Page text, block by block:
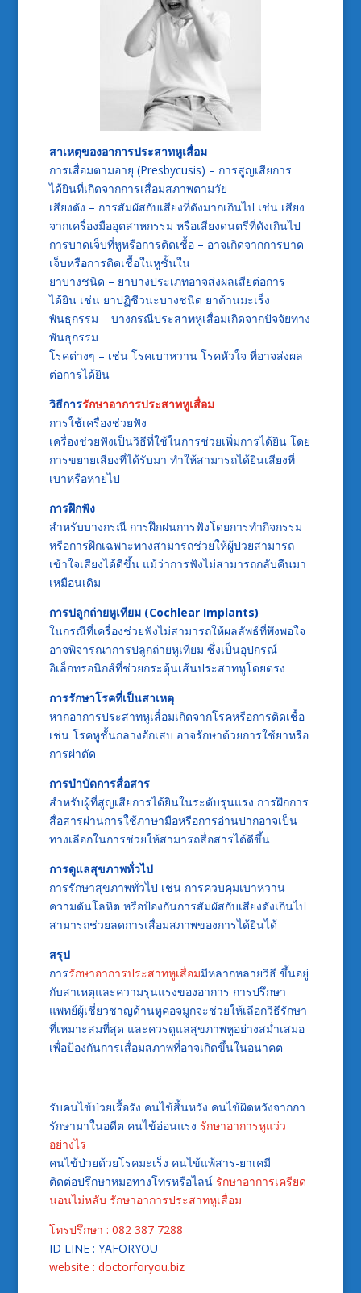
สาเหตุของอาการประสาทหูเสื่อม
การเสื่อมตามอายุ (Presbycusis) – การสูญเสียการ
ได้ยินที่เกิดจากการเสื่อมสภาพตามวัย
เสียงดัง – การสัมผัสกับเสียงที่ดังมากเกินไป เช่น เสียง
จากเครื่องมืออุตสาหกรรม หรือเสียงดนตรีที่ดังเกินไป
การบาดเจ็บที่หูหรือการติดเชื้อ – อาจเกิดจากการบาด
เจ็บหรือการติดเชื้อในหูชั้นใน
ยาบางชนิด – ยาบางประเภทอาจส่งผลเสียต่อการ
ได้ยิน เช่น ยาปฏิชีวนะบางชนิด ยาต้านมะเร็ง
พันธุกรรม – บางกรณีประสาทหูเสื่อมเกิดจากปัจจัยทาง
พันธุกรรม
โรคต่างๆ – เช่น โรคเบาหวาน โรคหัวใจ ที่อาจส่งผล
ต่อการได้ยิน
วิธีการรักษาอาการประสาทหูเสื่อม
การใช้เครื่องช่วยฟัง
เครื่องช่วยฟังเป็นวิธีที่ใช้ในการช่วยเพิ่มการได้ยิน โดย
การขยายเสียงที่ได้รับมา ทำให้สามารถได้ยินเสียงที่
เบาหรือหายไป
การฝึกฟัง
สำหรับบางกรณี การฝึกฝนการฟังโดยการทำกิจกรรม
หรือการฝึกเฉพาะทางสามารถช่วยให้ผู้ป่วยสามารถ
เข้าใจเสียงได้ดีขึ้น แม้ว่าการฟังไม่สามารถกลับคืนมา
เหมือนเดิม
การปลูกถ่ายหูเทียม (Cochlear Implants)
ในกรณีที่เครื่องช่วยฟังไม่สามารถให้ผลลัพธ์ที่พึงพอใจ
อาจพิจารณาการปลูกถ่ายหูเทียม ซึ่งเป็นอุปกรณ์
อิเล็กทรอนิกส์ที่ช่วยกระตุ้นเส้นประสาทหูโดยตรง
การรักษาโรคที่เป็นสาเหตุ
หากอาการประสาทหูเสื่อมเกิดจากโรคหรือการติดเชื้อ
เช่น โรคหูชั้นกลางอักเสบ อาจรักษาด้วยการใช้ยาหรือ
การผ่าตัด
การบำบัดการสื่อสาร
สำหรับผู้ที่สูญเสียการได้ยินในระดับรุนแรง การฝึกการ
สื่อสารผ่านการใช้ภาษามือหรือการอ่านปากอาจเป็น
ทางเลือกในการช่วยให้สามารถสื่อสารได้ดีขึ้น
การดูแลสุขภาพทั่วไป
การรักษาสุขภาพทั่วไป เช่น การควบคุมเบาหวาน
ความดันโลหิต หรือป้องกันการสัมผัสกับเสียงดังเกินไป
สามารถช่วยลดการเสื่อมสภาพของการได้ยินได้
สรุป
การรักษาอาการประสาทหูเสื่อมมีหลากหลายวิธี ขึ้นอยู่
กับสาเหตุและความรุนแรงของอาการ การปรึกษา
แพทย์ผู้เชี่ยวชาญด้านหูคอจมูกจะช่วยให้เลือกวิธีรักษา
ที่เหมาะสมที่สุด และควรดูแลสุขภาพหูอย่างสม่ำเสมอ
เพื่อป้องกันการเสื่อมสภาพที่อาจเกิดขึ้นในอนาคต
รับคนไข้ป่วยเรื้อรัง คนไข้สิ้นหวัง คนไข้ผิดหวังจากกา
รักษามาในอดีต คนไข้อ่อนแรง รักษาอาการหูแว่ว
อย่างไร
คนไข้ป่วยด้วยโรคมะเร็ง คนไข้แพ้สาร-ยาเคมี
ติดต่อปรึกษาหมอทางโทรหรือไลน์ รักษาอาการเครียด
นอนไม่หลับ รักษาอาการประสาทหูเสื่อม
โทรปรึกษา : 082 387 7288
ID LINE : YAFORYOU
website : doctorforyou.biz